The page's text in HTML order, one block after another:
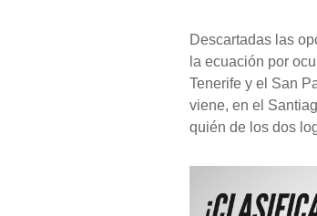
Descartadas las
la ecuación por
Tenerife y el San
viene, en el
quién de los dos